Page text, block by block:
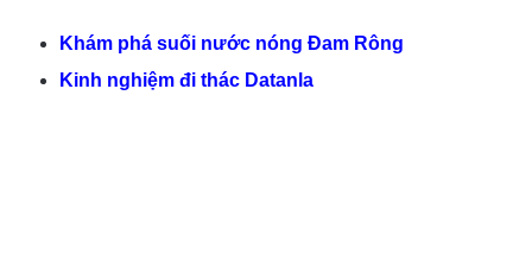
Khám phá suối nước nóng Đam Rông
Kinh nghiệm đi thác Datanla